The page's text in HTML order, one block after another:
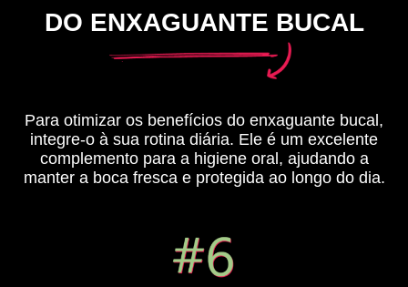
DO ENXAGUANTE BUCAL
Para otimizar os benefícios do enxaguante bucal,
integre-o à sua rotina diária. Ele é um excelente
complemento para a higiene oral, ajudando a
manter a boca fresca e protegida ao longo do dia.